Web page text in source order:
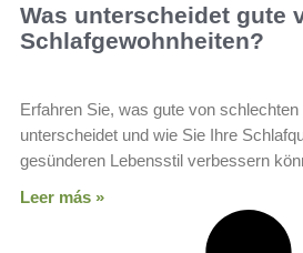
Was unterscheidet gute
Schlafgewohnheiten?
Erfahren Sie, was gute von
unterscheidet und wie Sie Ihre
gesünderen Lebensstil verbessern
Leer más »